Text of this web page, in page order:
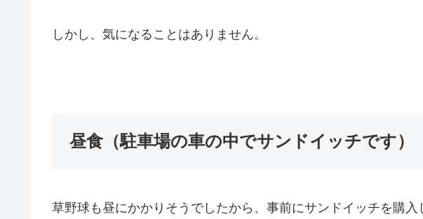
しかし、気になることはありません。
昼食（駐車場の車の中でサンドイッチです）
草野球も昼にかかりそうでしたから、事前にサンドイッチを購